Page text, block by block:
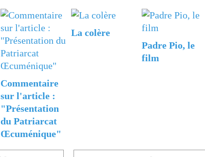
Commentaire
sur l'article :
"Présentation
du Patriarcat
Œcuménique"
La colère
Padre Pio, le
film